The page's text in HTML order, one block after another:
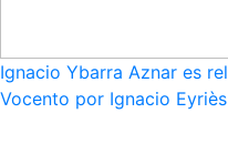
Ignacio Ybarra Aznar es
Vocento por Ignacio Eyriès